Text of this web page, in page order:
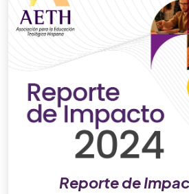
Reporte de